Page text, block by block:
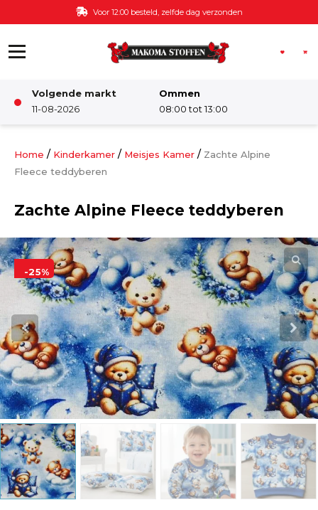
Ga naar de inhoud Voor 12:00 besteld, zelfde dag verzonden
Volgende markt
11-08-2026
Ommen
08:00 tot 13:00
Damesstoffen
Kinderstoffen
Kinderkamer
Katoen
Grootverbruik
Tijdpakker stof
Home / Kinderkamer / Meisjes Kamer / Zachte Alpine
Fleece teddyberen
Zachte Alpine Fleece teddyberen
-25%